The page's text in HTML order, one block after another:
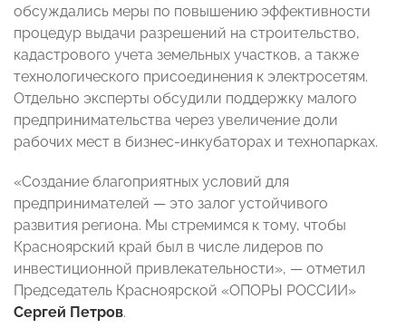
обсуждались меры по повышению эффективности
процедур выдачи разрешений на строительство,
кадастрового учета земельных участков, а также
технологического присоединения к электросетям.
Отдельно эксперты обсудили поддержку малого
предпринимательства через увеличение доли
рабочих мест в бизнес-инкубаторах и технопарках.
«Создание благоприятных условий для
предпринимателей — это залог устойчивого
развития региона. Мы стремимся к тому, чтобы
Красноярский край был в числе лидеров по
инвестиционной привлекательности», — отметил
Председатель Красноярской «ОПОРЫ РОССИИ»
Сергей Петров.